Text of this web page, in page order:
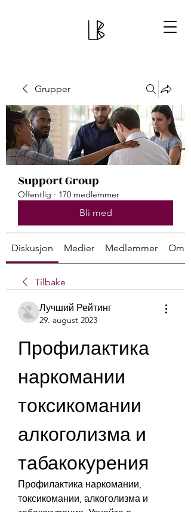
Grupper
Support Group
Offentlig · 170 medlemmer
Bli med
Diskusjon Medier Medlemmer Om
Tilbake
Лучший Рейтинг
29. august 2023
Профилактика
наркомании
токсикомании
алкоголизма и
табакокурения
Профилактика наркомании,
токсикомании, алкоголизма и